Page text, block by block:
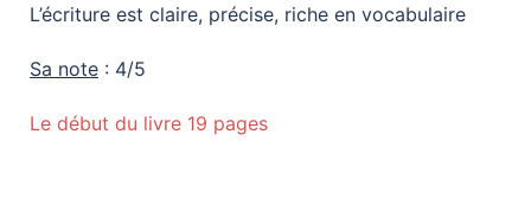
L’écriture est claire, précise, riche en vocabulaire
Sa note : 4/5
Le début du livre 19 pages